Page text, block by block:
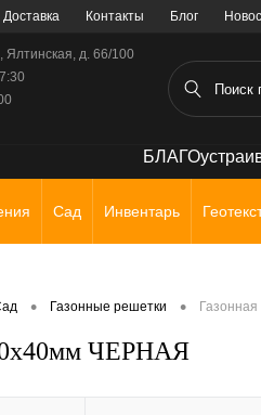
Доставка Контакты Блог
Ялтинская, д. 66/100
Сад Инвентарь
• Газонные решетки •
ЧЕРНАЯ